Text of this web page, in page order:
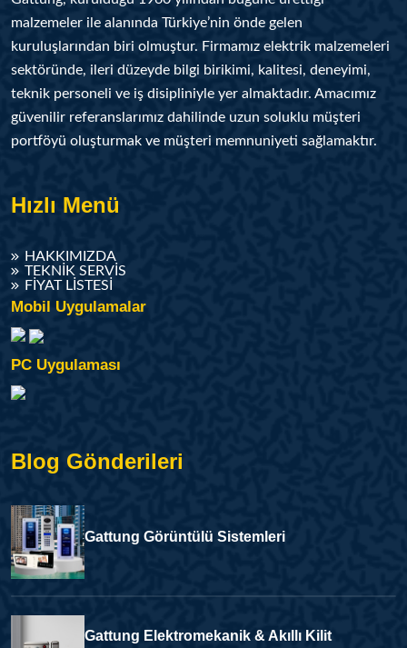
malzemeler ile alanında Türkiye’nin önde gelen
kuruluşlarından biri olmuştur. Firmamız elektrik malzemeleri
sektöründe, ileri düzeyde bilgi birikimi, kalitesi, deneyimi,
teknik personeli ve iş disipliniyle yer almaktadır. Amacımız
güvenilir referanslarımız dahilinde uzun soluklu müşteri
portföyü oluşturmak ve müşteri memnuniyeti sağlamaktır.
Hızlı Menü
HAKKIMIZDA
TEKNIK SERVIS
FIYAT LISTESI
Mobil Uygulamalar
PC Uygulaması
Blog Gönderileri
Gattung Görüntülü Sistemleri
Gattung Elektromekanik & Akıllı Kilit